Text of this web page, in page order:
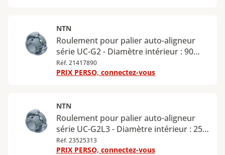
NTN
Roulement pour palier auto-aligneur
série UC-G2 - Diamètre intérieur : 90
mm - Diamètre extérieur : 160 mm
Réf. 21417890
PRIX PERSO, connectez-vous
NTN
Roulement pour palier auto-aligneur
série UC-G2L3 - Diamètre intérieur : 25
mm - Diamètre extérieur : 52 mm
Réf. 23525313
PRIX PERSO, connectez-vous